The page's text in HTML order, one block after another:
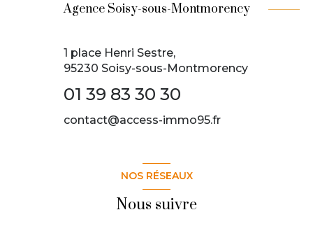
Agence Soisy-sous-Montmorency
1 place Henri Sestre,
95230 Soisy-sous-Montmorency
01 39 83 30 30
contact@access-immo95.fr
NOS RÉSEAUX
Nous suivre